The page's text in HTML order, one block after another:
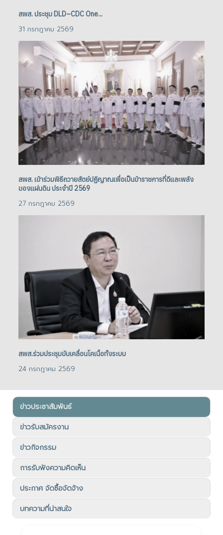
สพส. ประชุม DLD–CDC One...
31 กรกฎาคม 2569
สพส. เข้าร่วมพิธีถวายสัตย์ปฏิญาณเพื่อเป็นข้าราชการที่ดีและพลัง
ของแผ่นดิน ประจำปี 2569
27 กรกฎาคม 2569
สพส.ร่วมประชุมขับเคลื่อนโคเนื้อทั้งระบบ
24 กรกฎาคม 2569
ข่าวประชาสัมพันธ์
ข่าวรับสมัครงาน
ข่าวกิจกรรม
การรับฟังความคิดเห็น
ประกาศ จัดซื้อจัดจ้าง
บทความที่น่าสนใจ